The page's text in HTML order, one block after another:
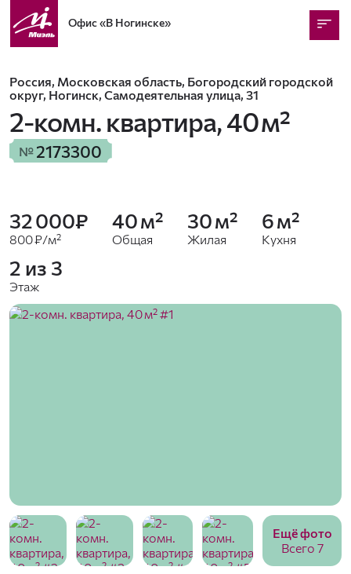
Офис«В Ногинске»
Россия, Московская область, Богородский городской
округ, Ногинск, Самодеятельная улица, 31
2-комн. квартира,40 м²
№ 2173300
32 000₽
800 ₽/м²
40 м²
Общая
30 м²
Жилая
6 м²
Кухня
2 из 3
Этаж
Ещё фото
Всего 7